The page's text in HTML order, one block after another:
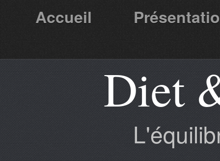
Accueil
Partenaires Diet